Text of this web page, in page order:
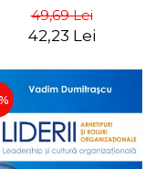
- Vadim
Dumitrascu
49,69 Lei
42,23 Lei